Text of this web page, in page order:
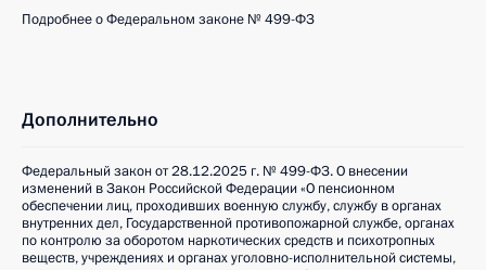
Подробнее о Федеральном законе № 499-ФЗ
Дополнительно
Федеральный закон от 28.12.2025 г. № 499-ФЗ. О внесении
изменений в Закон Российской Федерации «О пенсионном
обеспечении лиц, проходивших военную службу, службу в органах
внутренних дел, Государственной противопожарной службе, органах
по контролю за оборотом наркотических средств и психотропных
веществ, учреждениях и органах уголовно-исполнительной системы,